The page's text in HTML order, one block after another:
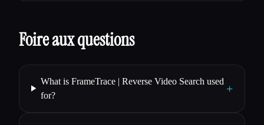
Foire aux questions
What is FrameTrace | Reverse Video Search used
for?
+